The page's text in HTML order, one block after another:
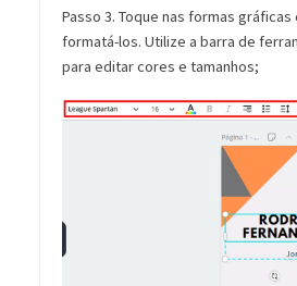
Passo 3. Toque nas formas
formatá-los. Utilize a barra de
para editar cores e tamanhos;